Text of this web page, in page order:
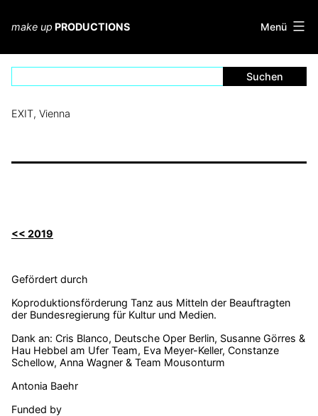
springen
make up PRODUCTIONS Menü
EXIT, Vienna
<< 2019
Gefördert durch
Koproduktionsförderung Tanz aus Mitteln der Beauftragten
der Bundesregierung für Kultur und Medien.
Dank an: Cris Blanco, Deutsche Oper Berlin, Susanne Görres &
Hau Hebbel am Ufer Team, Eva Meyer-Keller, Constanze
Schellow, Anna Wagner & Team Mousonturm
Antonia Baehr
Funded by